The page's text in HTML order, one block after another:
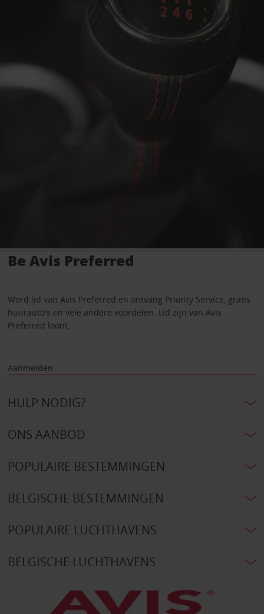
Be Avis Preferred
Word lid van Avis Preferred en ontvang Priority Service, gratis
huurauto's en vele andere voordelen. Lid zijn van Avis
Preferred loont.
Aanmelden
HULP NODIG?
ONS AANBOD
POPULAIRE BESTEMMINGEN
BELGISCHE BESTEMMINGEN
POPULAIRE LUCHTHAVENS
BELGISCHE LUCHTHAVENS